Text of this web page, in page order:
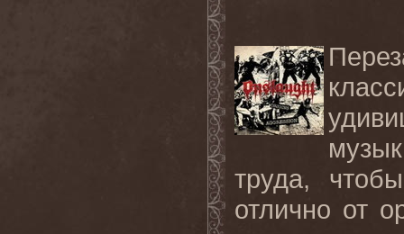
труда,
отлично от